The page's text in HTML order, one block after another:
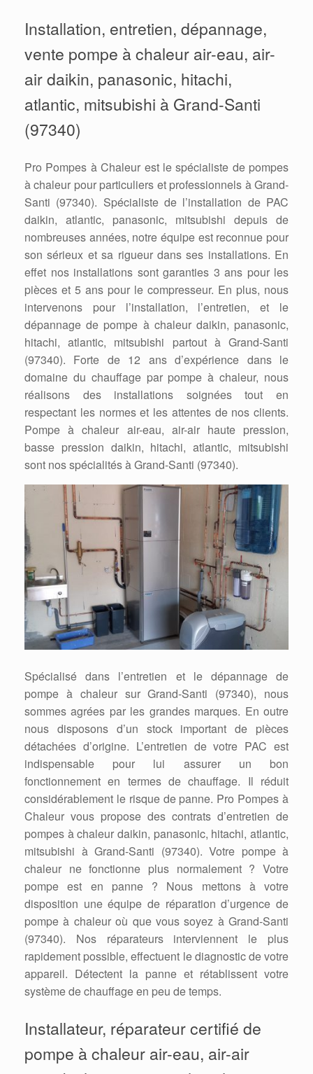
Installation, entretien, dépannage,
vente pompe à chaleur air-eau, air-
air daikin, panasonic, hitachi,
atlantic, mitsubishi à Grand-Santi
(97340)
Pro Pompes à Chaleur est le spécialiste de pompes
à chaleur pour particuliers et professionnels à Grand-
Santi (97340). Spécialiste de l’installation de PAC
daikin, atlantic, panasonic, mitsubishi depuis de
nombreuses années, notre équipe est reconnue pour
son sérieux et sa rigueur dans ses installations. En
effet nos installations sont garanties 3 ans pour les
pièces et 5 ans pour le compresseur. En plus, nous
intervenons pour l’installation, l’entretien, et le
dépannage de pompe à chaleur daikin, panasonic,
hitachi, atlantic, mitsubishi partout à Grand-Santi
(97340). Forte de 12 ans d’expérience dans le
domaine du chauffage par pompe à chaleur, nous
réalisons des installations soignées tout en
respectant les normes et les attentes de nos clients.
Pompe à chaleur air-eau, air-air haute pression,
basse pression daikin, hitachi, atlantic, mitsubishi
sont nos spécialités à Grand-Santi (97340).
Spécialisé dans l’entretien et le dépannage de
pompe à chaleur sur Grand-Santi (97340), nous
sommes agrées par les grandes marques. En outre
nous disposons d’un stock important de pièces
détachées d’origine. L’entretien de votre PAC est
indispensable pour lui assurer un bon
fonctionnement en termes de chauffage. Il réduit
considérablement le risque de panne. Pro Pompes à
Chaleur vous propose des contrats d’entretien de
pompes à chaleur daikin, panasonic, hitachi, atlantic,
mitsubishi à Grand-Santi (97340). Votre pompe à
chaleur ne fonctionne plus normalement ? Votre
pompe est en panne ? Nous mettons à votre
disposition une équipe de réparation d’urgence de
pompe à chaleur où que vous soyez à Grand-Santi
(97340). Nos réparateurs interviennent le plus
rapidement possible, effectuent le diagnostic de votre
appareil. Détectent la panne et rétablissent votre
système de chauffage en peu de temps.
Installateur, réparateur certifié de
pompe à chaleur air-eau, air-air